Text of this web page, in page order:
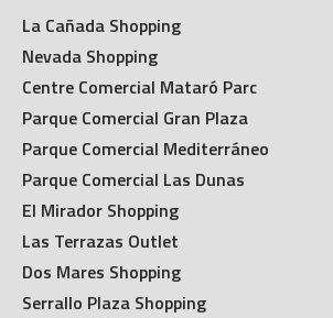
La Cañada Shopping
Nevada Shopping
Centre Comercial Mataró Parc
Parque Comercial Gran Plaza
Parque Comercial Mediterráneo
Parque Comercial Las Dunas
El Mirador Shopping
Las Terrazas Outlet
Dos Mares Shopping
Serrallo Plaza Shopping